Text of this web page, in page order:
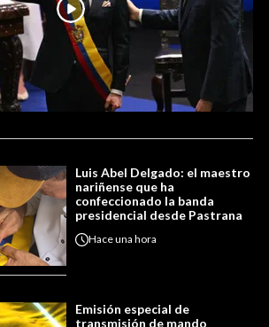
Luis Abel Delgado: el maestro
nariñense que ha
confeccionado la banda
presidencial desde Pastrana
Haceuna hora
Emisión especial de
transmisión de mando